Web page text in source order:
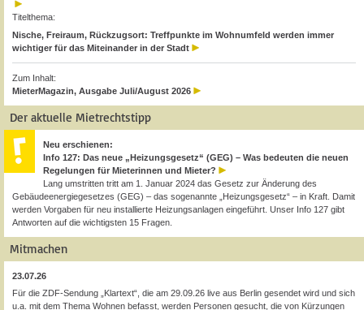
Titelthema:
Nische, Freiraum, Rückzugsort: Treffpunkte im Wohnumfeld werden immer
wichtiger für das Miteinander in der Stadt
Zum Inhalt:
MieterMagazin, Ausgabe Juli/August 2026
Der aktuelle Mietrechtstipp
Neu erschienen:
Info 127: Das neue „Heizungsgesetz“ (GEG) – Was bedeuten die neuen
Regelungen für Mieterinnen und Mieter?
Lang umstritten tritt am 1. Januar 2024 das Gesetz zur Änderung des
Gebäudeenergiegesetzes (GEG) – das sogenannte „Heizungsgesetz“ – in Kraft. Damit
werden Vorgaben für neu installierte Heizungsanlagen eingeführt. Unser Info 127 gibt
Antworten auf die wichtigsten 15 Fragen.
Mitmachen
23.07.26
Für die ZDF-Sendung „Klartext“, die am 29.09.26 live aus Berlin gesendet wird und sich
u.a. mit dem Thema Wohnen befasst, werden Personen gesucht, die von Kürzungen